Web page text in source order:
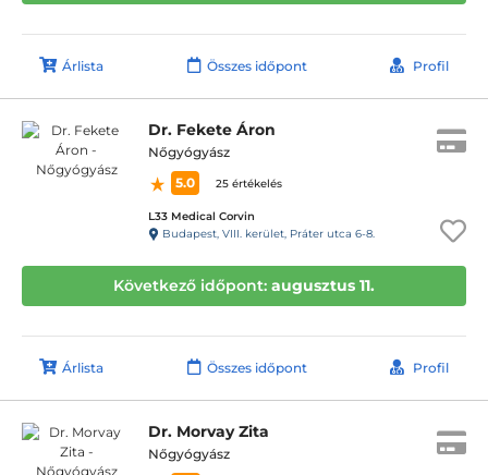
Árlista Összes időpont Profil
Dr. Fekete Áron
Nőgyógyász
5.0
25 értékelés
L33 Medical Corvin
Budapest, VIII. kerület, Práter utca 6-8.
Következő időpont: augusztus 11.
Árlista Összes időpont Profil
Dr. Morvay Zita
Nőgyógyász